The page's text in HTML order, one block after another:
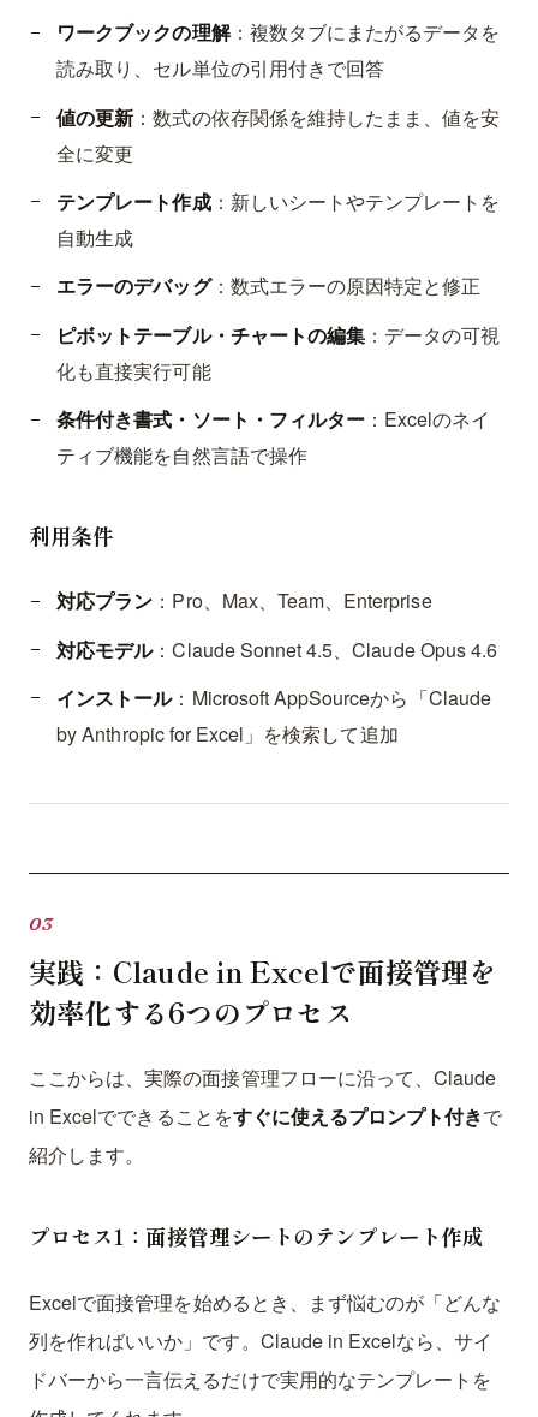
ワークブックの理解：複数タブにまたがるデータを
読み取り、セル単位の引用付きで回答
値の更新 ：数式の依存関係を維持したまま、値を安
全に変更
テンプレート作成：新しいシートやテンプレートを
自動生成
エラーのデバッグ：数式エラーの原因特定と修正
ピボットテーブル・チャートの編集：データの可視
化も直接実行可能
条件付き書式・ソート・フィルター：Excelのネイ
ティブ機能を自然言語で操作
利用条件
対応プラン ：Pro、Max、Team、Enterprise
対応モデル：Claude Sonnet 4.5、Claude Opus 4.6
インストール：Microsoft AppSourceから「Claude
by Anthropic for Excel」を検索して追加
実践：Claude in Excelで面接管理を
効率化する6つのプロセス
ここからは、実際の面接管理フローに沿って、Claude
in Excelでできることをすぐに使えるプロンプト付きで
紹介します。
プロセス1：面接管理シートのテンプレート作成
Excelで面接管理を始めるとき、まず悩むのが「どんな
列を作ればいいか」です。Claude in Excelなら、サイ
ドバーから一言伝えるだけで実用的なテンプレートを